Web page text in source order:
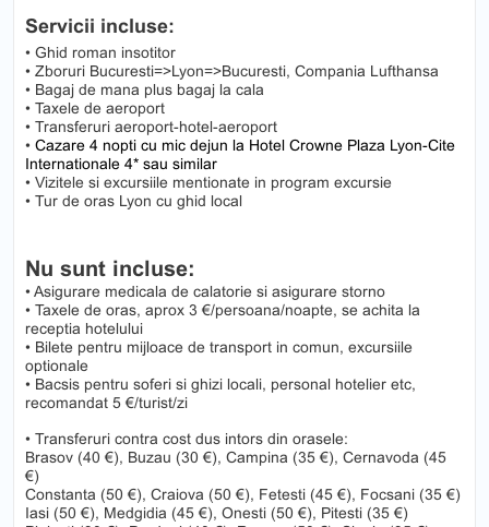
Servicii incluse:
• Ghid roman insotitor
• Zboruri Bucuresti=>Lyon=>Bucuresti, Compania Lufthansa
• Bagaj de mana plus bagaj la cala
• Taxele de aeroport
• Transferuri aeroport-hotel-aeroport
• Cazare 4 nopti cu mic dejun la Hotel Crowne Plaza Lyon-Cite
Internationale 4* sau similar
• Vizitele si excursiile mentionate in program excursie
• Tur de oras Lyon cu ghid local
Nu sunt incluse:
• Asigurare medicala de calatorie si asigurare storno
• Taxele de oras, aprox 3 €/persoana/noapte, se achita la
receptia hotelului
• Bilete pentru mijloace de transport in comun, excursiile
optionale
• Bacsis pentru soferi si ghizi locali, personal hotelier etc,
recomandat 5 €/turist/zi
• Transferuri contra cost dus intors din orasele:
Brasov (40 €), Buzau (30 €), Campina (35 €), Cernavoda (45
€)
Constanta (50 €), Craiova (50 €), Fetesti (45 €), Focsani (35 €)
Iasi (50 €), Medgidia (45 €), Onesti (50 €), Pitesti (35 €)